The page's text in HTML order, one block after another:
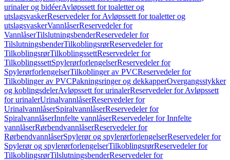
urinaler og bidéerAvløpssett for toaletter og
utslagsvaskerReservedeler for Avløpssett for toaletter og
utslagsvaskerVannlåserReservedeler for
VannlåserTilslutningsbenderReservedeler for
TilslutningsbenderTilkoblingsrørReservedeler for
TilkoblingsrørTilkoblingssettReservedeler for
TilkoblingssettSpylerørforlengelserReservedeler for
SpylerørforlengelserTilkoblinger av PVCReservedeler for
Tilkoblinger av PVCPakningsringer og dekkapperOvergangsstykker
og koblingsdelerAvløpssett for urinalerReservedeler for Avløpssett
for urinalerUrinalvannlåserReservedeler for
UrinalvannlåserSpiralvannlåserReservedeler for
SpiralvannlåserInnfelte vannlåserReservedeler for Innfelte
vannlåserRørbendvannlåserReservedeler for
RørbendvannlåserSpylerør og spylerørforlengelserReservedeler for
Spylerør og spylerørforlengelserTilkoblingsrørReservedeler for
TilkoblingsrørTilslutningsbenderReservedeler for